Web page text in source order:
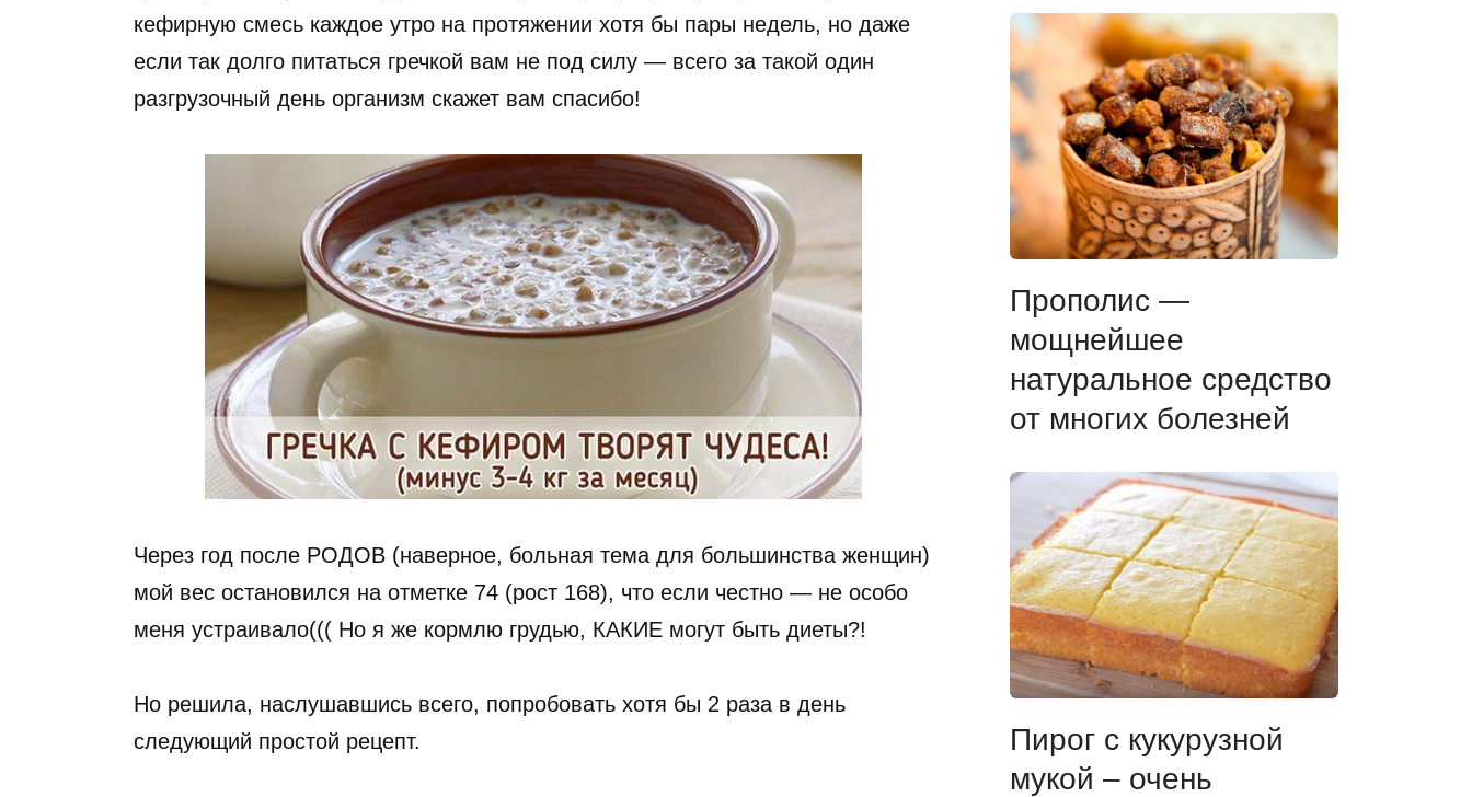
кефирную смесь каждое утро на протяжении хотя бы пары недель, но даже
если так долго питаться гречкой вам не под силу — всего за такой один
разгрузочный день организм скажет вам спасибо!
Через год после РОДОВ (наверное, больная тема для большинства женщин)
мой вес остановился на отметке 74 (рост 168), что если честно — не особо
меня устраивало((( Но я же кормлю грудью, КАКИЕ могут быть диеты?!
Но решила, наслушавшись всего, попробовать хотя бы 2 раза в день
следующий простой рецепт.
Прополис —
мощнейшее
натуральное средство
от многих болезней
Пирог с кукурузной
мукой – очень